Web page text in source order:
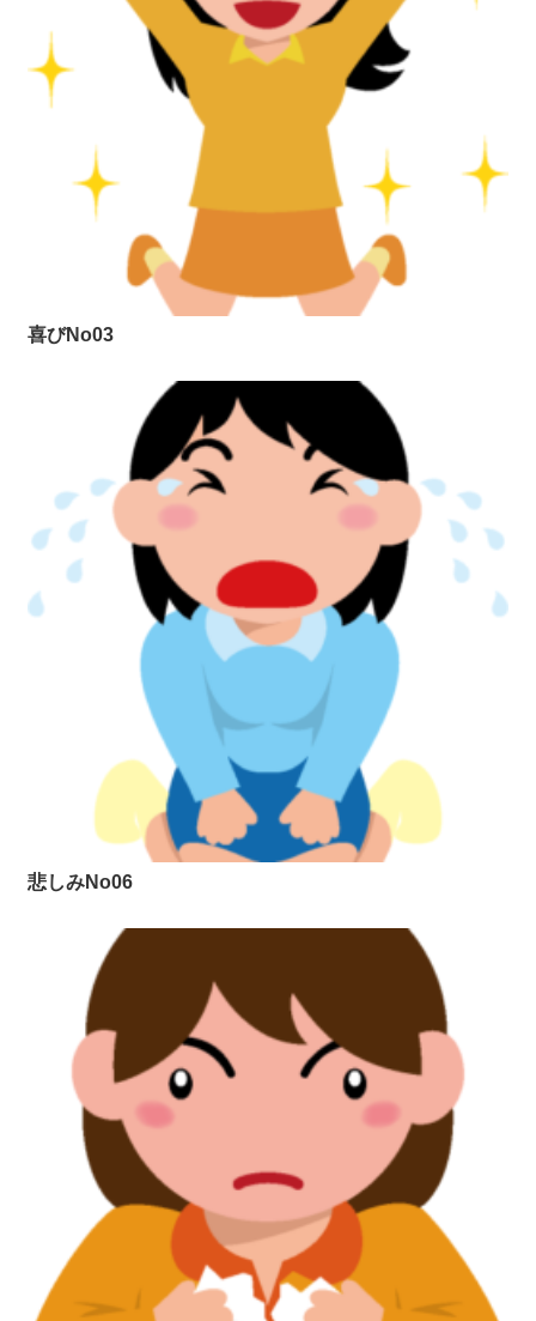
喜びNo03
悲しみNo06